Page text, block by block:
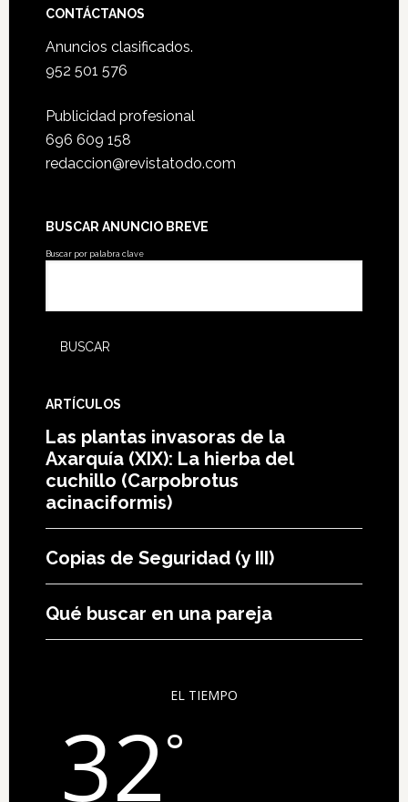
952 501 576
696 609 158
redaccion@revistatodo.com
Axarquía (XIX): La hierba del
cuchillo (Carpobrotus
acinaciformis)
32°